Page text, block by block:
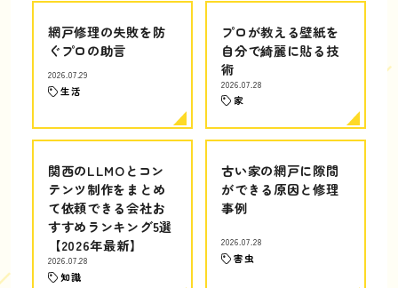
網戸修理の失敗を防
ぐプロの助言
2026.07.29
生活
プロが教える壁紙を
自分で綺麗に貼る技
術
2026.07.28
家
関西のLLMOとコン
テンツ制作をまとめ
て依頼できる会社お
すすめランキング5選
【2026年最新】
2026.07.28
知識
古い家の網戸に隙間
ができる原因と修理
事例
2026.07.28
害虫